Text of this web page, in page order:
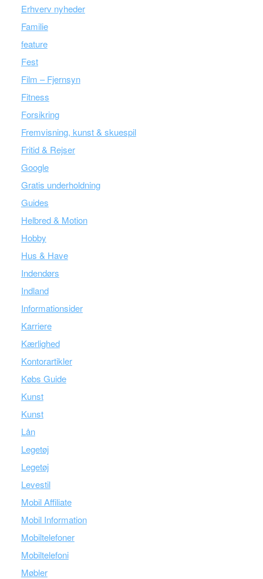
Erhverv nyheder
Familie
feature
Fest
Film – Fjernsyn
Fitness
Forsikring
Fremvisning, kunst & skuespil
Fritid & Rejser
Google
Gratis underholdning
Guides
Helbred & Motion
Hobby
Hus & Have
Indendørs
Indland
Informationsider
Karriere
Kærlighed
Kontorartikler
Købs Guide
Kunst
Kunst
Lån
Legetøj
Legetøj
Levestil
Mobil Affiliate
Mobil Information
Mobiltelefoner
Mobiltelefoni
Møbler